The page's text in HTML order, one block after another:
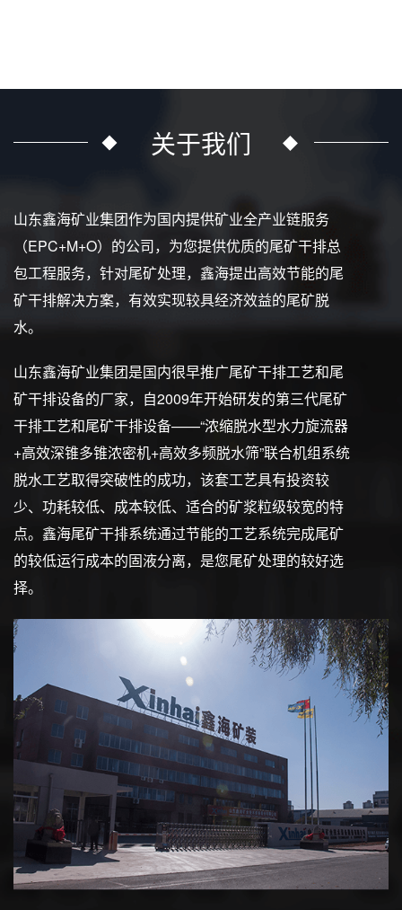
关于我们
山东鑫海矿业集团作为国内提供矿业全产业链服务
（EPC+M+O）的公司，为您提供优质的尾矿干排总
包工程服务，针对尾矿处理，鑫海提出高效节能的尾
矿干排解决方案，有效实现较具经济效益的尾矿脱
水。
山东鑫海矿业集团是国内很早推广尾矿干排工艺和尾
矿干排设备的厂家，自2009年开始研发的第三代尾矿
干排工艺和尾矿干排设备——“浓缩脱水型水力旋流器
+高效深锥多锥浓密机+高效多频脱水筛”联合机组系统
脱水工艺取得突破性的成功，该套工艺具有投资较
少、功耗较低、成本较低、适合的矿浆粒级较宽的特
点。鑫海尾矿干排系统通过节能的工艺系统完成尾矿
的较低运行成本的固液分离，是您尾矿处理的较好选
择。